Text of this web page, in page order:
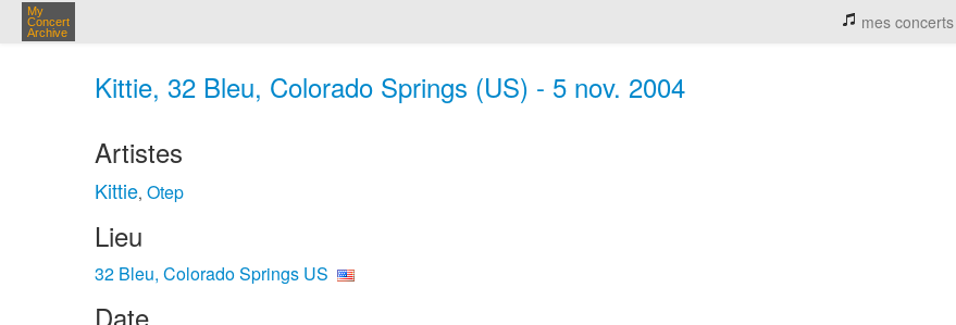
My
Concert
Archive
mes concerts
Kittie, 32 Bleu, Colorado Springs (US) - 5 nov. 2004
Artistes
Kittie, Otep
Lieu
32 Bleu, Colorado Springs US
Date